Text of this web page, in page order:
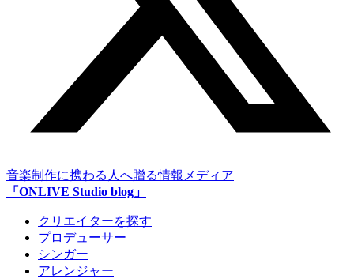
音楽制作に携わる人へ贈る情報メディア
「ONLIVE Studio blog」
クリエイターを探す
プロデューサー
シンガー
アレンジャー